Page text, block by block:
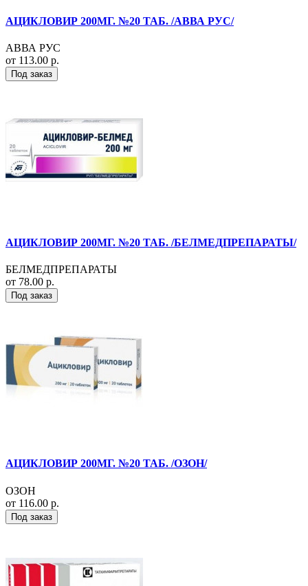
АЦИКЛОВИР 200МГ. №20 ТАБ. /АВВА РУС/
АВВА РУС
от 113.00 р.
Под заказ
АЦИКЛОВИР 200МГ. №20 ТАБ. /БЕЛМЕДПРЕПАРАТЫ/
БЕЛМЕДПРЕПАРАТЫ
от 78.00 р.
Под заказ
АЦИКЛОВИР 200МГ. №20 ТАБ. /ОЗОН/
ОЗОН
от 116.00 р.
Под заказ